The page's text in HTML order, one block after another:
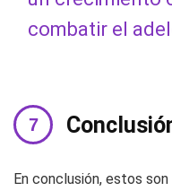
combatir el
En conclusión, estos